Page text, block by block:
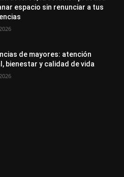
espacio sin renunciar a tus
de mayores: atención
bienestar y calidad de vida